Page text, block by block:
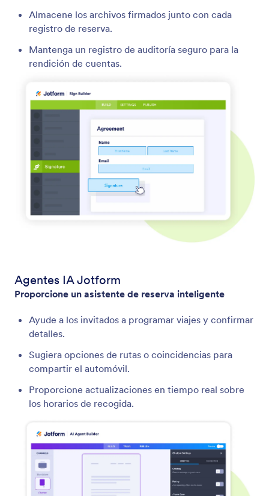
Almacene los archivos firmados junto con cada
registro de reserva.
Mantenga un registro de auditoría seguro para la
rendición de cuentas.
Agentes IA Jotform
Proporcione un asistente de reserva inteligente
Ayude a los invitados a programar viajes y confirmar
detalles.
Sugiera opciones de rutas o coincidencias para
compartir el automóvil.
Proporcione actualizaciones en tiempo real sobre
los horarios de recogida.